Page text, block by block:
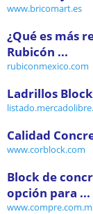
www.bricomart.es
¿Qué es más
Rubicón ...
rubiconmexico.com
Ladrillos
Calidad
www.corblock.com
Block de
opción para ...